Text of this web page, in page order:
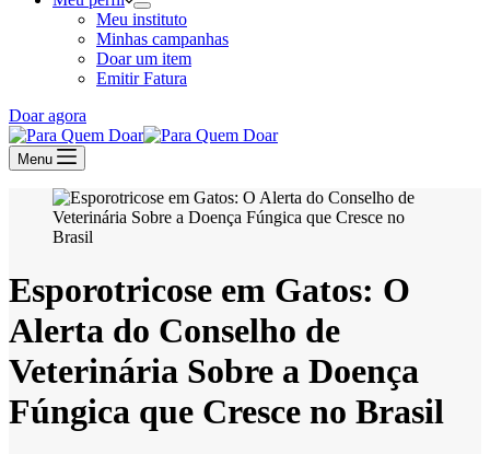
Meu instituto
Minhas campanhas
Doar um item
Emitir Fatura
Doar agora
Menu
Esporotricose em Gatos: O
Alerta do Conselho de
Veterinária Sobre a Doença
Fúngica que Cresce no Brasil